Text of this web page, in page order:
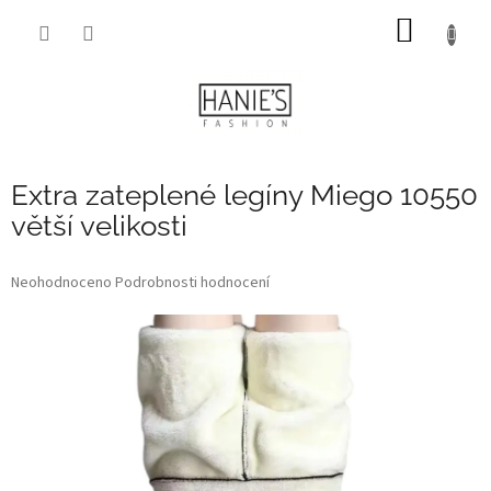
Extra zateplené legíny Miego 10550
větší velikosti
Průměrné
Neohodnoceno Podrobnosti hodnocení